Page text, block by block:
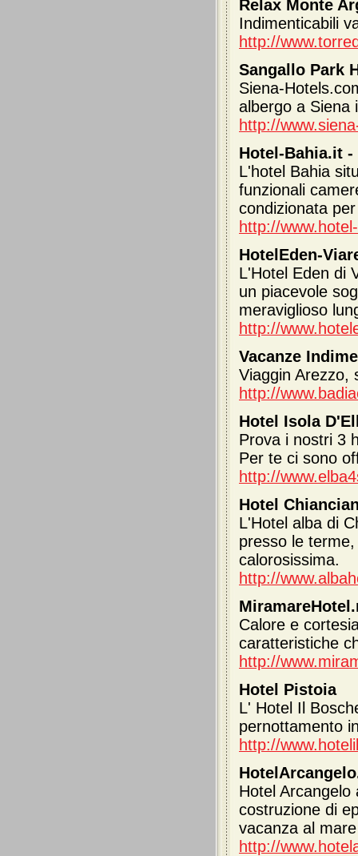
Relax Monte
Indimenticabili
http://
Sangallo Park
Siena-
albergo a Siena
http://
Hotel-Bahia.it
L'hotel Bahia
funzionali
condizionata
http://
HotelEden-
L'Hotel Eden di
un piacevole
meraviglioso
http://
Vacanze
Viaggin Arezzo,
http://
Hotel Isola
Prova i nostri 3
Per te ci sono
http://
Hotel
L'Hotel alba di
presso le
calorosissima.
http://
Calore e
caratteristiche
http://
Hotel Pistoia
L' Hotel Il
pernottamento
http://
Hotel
costruzione di
vacanza al
http://